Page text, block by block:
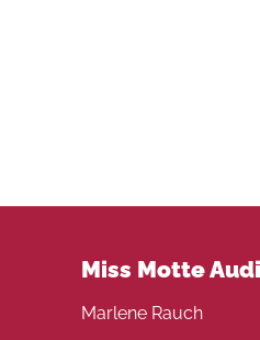
Miss Motte
Marlene Rauch